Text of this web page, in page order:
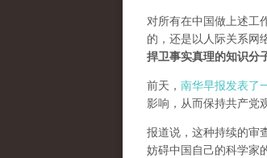
对所有在中国做上述工
的，还是以人际关系网
捍卫事实真理的知识分
前天， 南华早报发表了
影响，从而保持共产党
报道说，这种持续的审
妨碍中国自己的科学家